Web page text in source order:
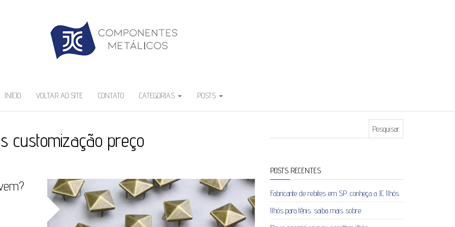
INÍCIO VOLTAR AO SITE CONTATO CATEGORIAS POSTS
customização preço
POSTS RECENTES
Fabricante de rebites em SP: conheça a JC Ilhós
Ilhós para tênis: saiba mais sobre